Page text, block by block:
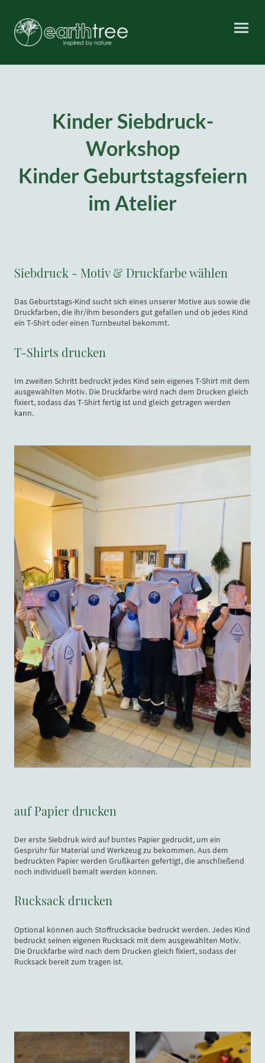
Kinder Siebdruck-
Workshop
Kinder Geburtstagsfeiern
im Atelier
Siebdruck - Motiv & Druckfarbe wählen
Das Geburtstags-Kind sucht sich eines unserer Motive aus sowie die
Druckfarben, die ihr/ihm besonders gut gefallen und ob jedes Kind
ein T-Shirt oder einen Turnbeutel bekommt.
T-Shirts drucken
Im zweiten Schritt bedruckt jedes Kind sein eigenes T-Shirt mit dem
ausgewählten Motiv. Die Druckfarbe wird nach dem Drucken gleich
fixiert, sodass das T-Shirt fertig ist und gleich getragen werden
kann.
auf Papier drucken
Der erste Siebdruk wird auf buntes Papier gedruckt, um ein
Gesprühr für Material und Werkzeug zu bekommen. Aus dem
bedruckten Papier werden Grußkarten gefertigt, die anschließend
noch individuell bemalt werden können.
Rucksack drucken
Optional können auch Stoffrucksäcke bedruckt werden. Jedes Kind
bedruckt seinen eigenen Rucksack mit dem ausgewählten Motiv.
Die Druckfarbe wird nach dem Drucken gleich fixiert, sodass der
Rucksack bereit zum tragen ist.